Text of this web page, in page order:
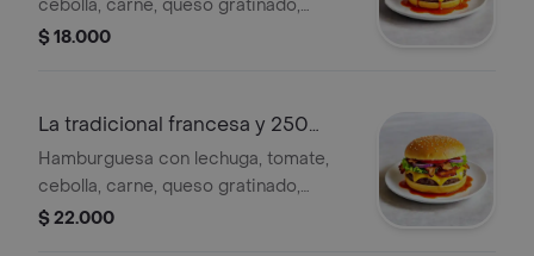
cebolla, carne, queso gratinado,
tocineta y salsas de la casa y tomate.
$ 18.000
La tradicional francesa y 250
postobo
Hamburguesa con lechuga, tomate,
cebolla, carne, queso gratinado,
tocineta, salsa de la casa y salsa de
$ 22.000